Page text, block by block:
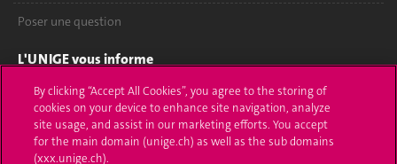
Poser une question
L'UNIGE vous informe
UNIGE Mobile
Médias
By clicking “Accept All Cookies”, you agree to the storing of
cookies on your device to enhance site navigation, analyze
site usage, and assist in our marketing efforts. You accept
for the main domain (unige.ch) as well as the sub domains
(xxx.unige.ch).